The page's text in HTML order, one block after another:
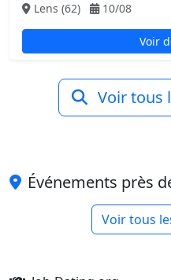
Lens (62)
10/08
Voir
Voir tous
Événements près
Voir tous